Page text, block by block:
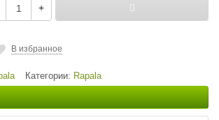
+
В избранное
Категории: Rapala